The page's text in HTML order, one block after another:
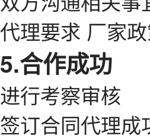
代理要求 厂家
5.合作成功
进行考察审核
签订合同代理成